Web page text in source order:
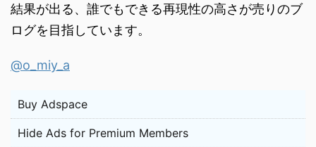
結果が出る、誰でもできる再現性の高さが売りのブ
ログを目指しています。
@o_miy_a
Buy Adspace
Hide Ads for Premium Members